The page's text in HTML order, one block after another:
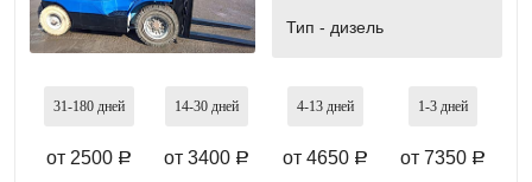
Тип - дизель
31-180 дней
от 2500 a
14-30 дней
от 3400 a
4-13 дней
от 4650 a
1-3 дней
от 7350 a